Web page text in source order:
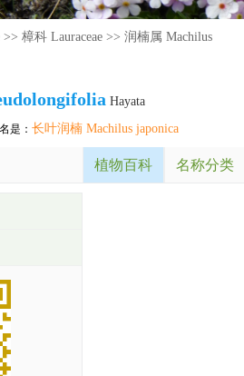
>> 樟科 Lauraceae >> 润楠属 Machilus
Hayata
是： 长叶润楠 Machilus japonica
植物百科 名称分类